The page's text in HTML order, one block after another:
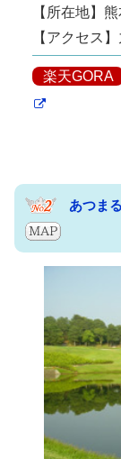
【所在地】
【アクセス
楽天GORA
あつま